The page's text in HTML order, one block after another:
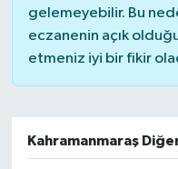
gelemeyebilir. Bu
eczanenin açık
etmeniz iyi bir fikir
Kahramanmaraş
TARİH